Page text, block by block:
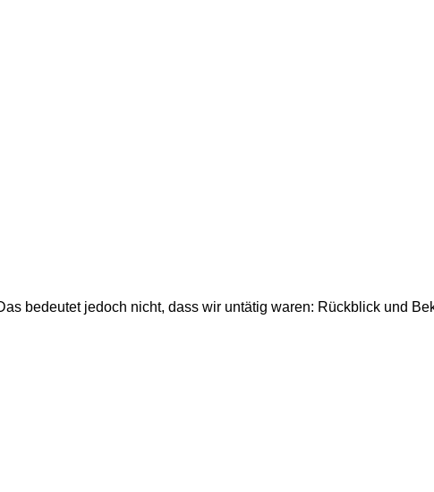
bedeutet jedoch nicht, dass wir untätig waren: Rückblick und